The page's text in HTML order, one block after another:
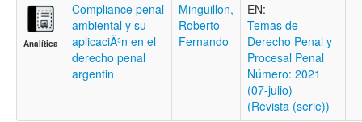
Analítica
Compliance penal
ambiental y su
aplicaciÃ³n en el
derecho penal
argentin
Minguillon,
Roberto
Fernando
EN:
Temas de
Derecho Penal y
Procesal Penal
Número: 2021
(07-julio)
(Revista (serie))